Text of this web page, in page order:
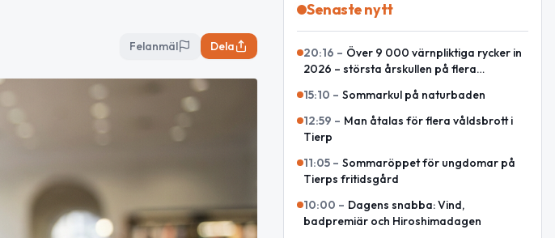
Felanmäl Dela
Senaste nytt
20:16 – Över 9 000 värnpliktiga rycker in
2026 – största årskullen på flera
15:10 – Sommarkul på naturbaden
12:59 – Man åtalas för flera våldsbrott i
Tierp
11:05 – Sommaröppet för ungdomar på
Tierps fritidsgård
10:00 – Dagens snabba: Vind,
badpremiär och Hiroshimadagen